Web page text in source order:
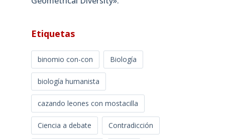
Etiquetas
binomio con-con Biología
biología humanista
cazando leones con mostacilla
Ciencia a debate Contradicción